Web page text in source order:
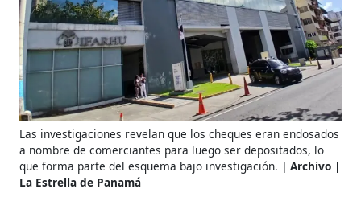
Las investigaciones revelan que los cheques eran endosados
a nombre de comerciantes para luego ser depositados, lo
que forma parte del esquema bajo investigación.
Archivo |
La Estrella de Panamá